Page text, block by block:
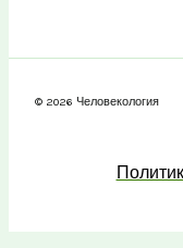
© 2026 Человекология